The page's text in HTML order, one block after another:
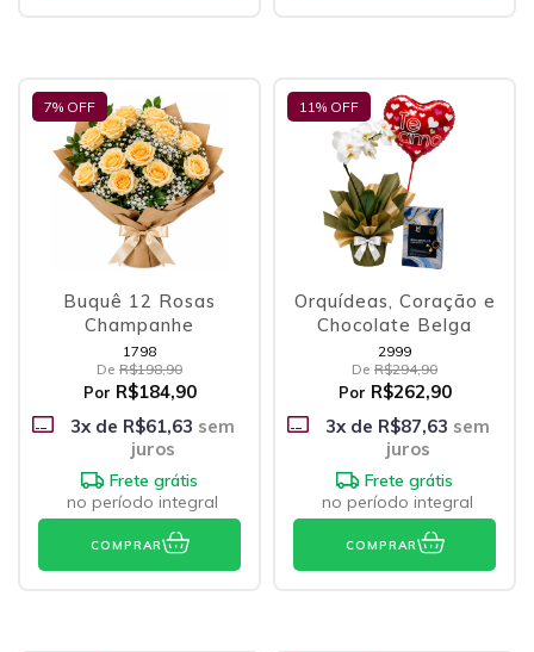
7% OFF
Buquê 12 Rosas
Champanhe
1798
De R$198,90
Por R$184,90
3x de R$61,63 sem
juros
Frete grátis
no período integral
COMPRAR
11% OFF
Orquídeas, Coração e
Chocolate Belga
2999
De R$294,90
Por R$262,90
3x de R$87,63 sem
juros
Frete grátis
no período integral
COMPRAR